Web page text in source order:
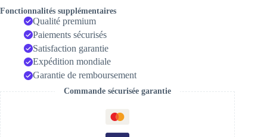
Fonctionnalités supplémentaires
Qualité premium
Paiements sécurisés
Satisfaction garantie
Expédition mondiale
Garantie de remboursement
Commande sécurisée garantie